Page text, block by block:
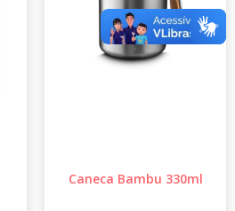
Caneca Bambu 330ml